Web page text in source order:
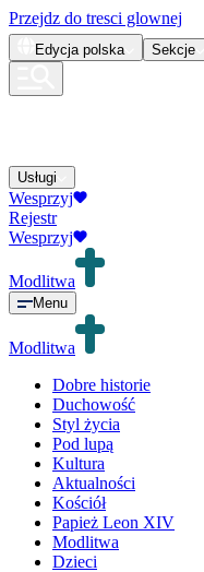
Przejdz do tresci glownej
Edycja polska Sekcje
Usługi
Wesprzyj
Rejestr
Wesprzyj
Modlitwa
Menu
Modlitwa
Dobre historie
Duchowość
Styl życia
Pod lupą
Kultura
Aktualności
Kościół
Papież Leon XIV
Modlitwa
Dzieci